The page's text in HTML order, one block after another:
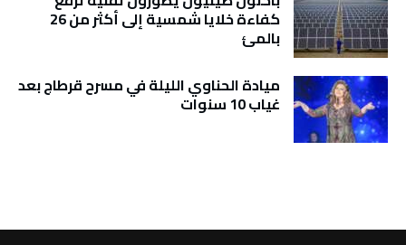
كفاءة خلايا شمسية إلى أكثر من 26
بالمئ
ميادة الحناوي الليلة في مسرح قرطاج بعد
غياب 10 سنوات